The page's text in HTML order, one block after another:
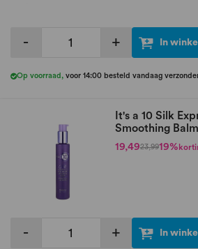
- + In
Op voorraad , voor 14:00 besteld vandaag
It's a 10 Silk
Smoothing Balm
19,4923,9919%
- + In